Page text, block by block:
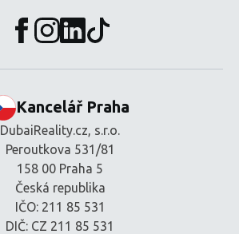
Kancelář Praha
DubaiReality.cz, s.r.o.
Peroutkova 531/81
158 00 Praha 5
Česká republika
IČO: 211 85 531
DIČ: CZ 211 85 531